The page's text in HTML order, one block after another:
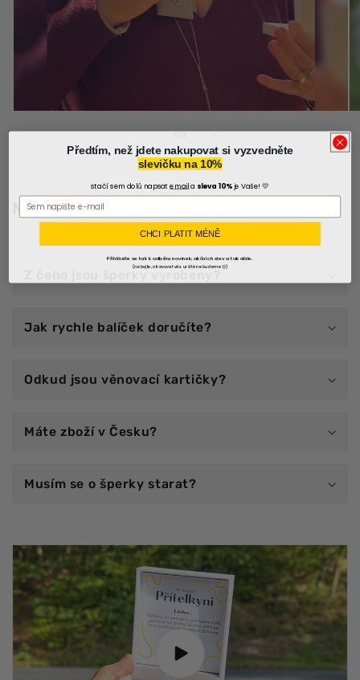
z
Nejčastější dotazy
Jak rychle balíček doručíte?
Odkud jsou věnovací kartičky?
Máte zboží v Česku?
Musím se o šperky starat?
Předtím, než jdete nakupovat si vyzvedněte
slevičku na 10%
stačí sem dolů napsatemaila sleva 10%je Vaše! 💛
CHCI PLATIT MÉNĚ
Přihlásíte se tak k odběru novinek, akčních slev a tak dále.
(nebojte, otravovat vás určitě nebudeme😊)